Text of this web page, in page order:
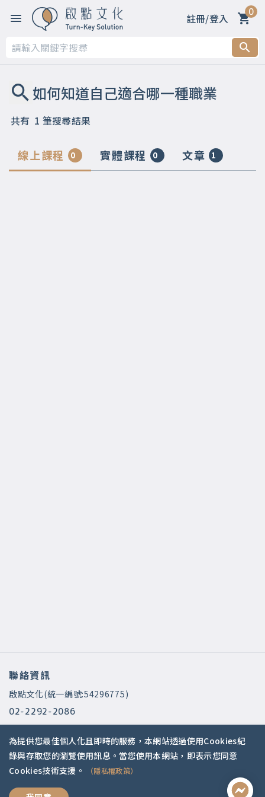
註冊/登入 0
共有 1 筆搜尋結果
線上課程 0 實體課程 0 文章 1
聯絡資訊
啟點文化(統一編號:54296775)
02-2292-2086
service@koob.com.tw
服務時間
週一至週五 10:00-18:00
國定假日公休
為提供您最佳個人化且即時的服務，本網站透過使用Cookies紀
錄與存取您的瀏覽使用訊息。當您使用本網站，即表示您同意
Cookies技術支援。
（隱私權政策）